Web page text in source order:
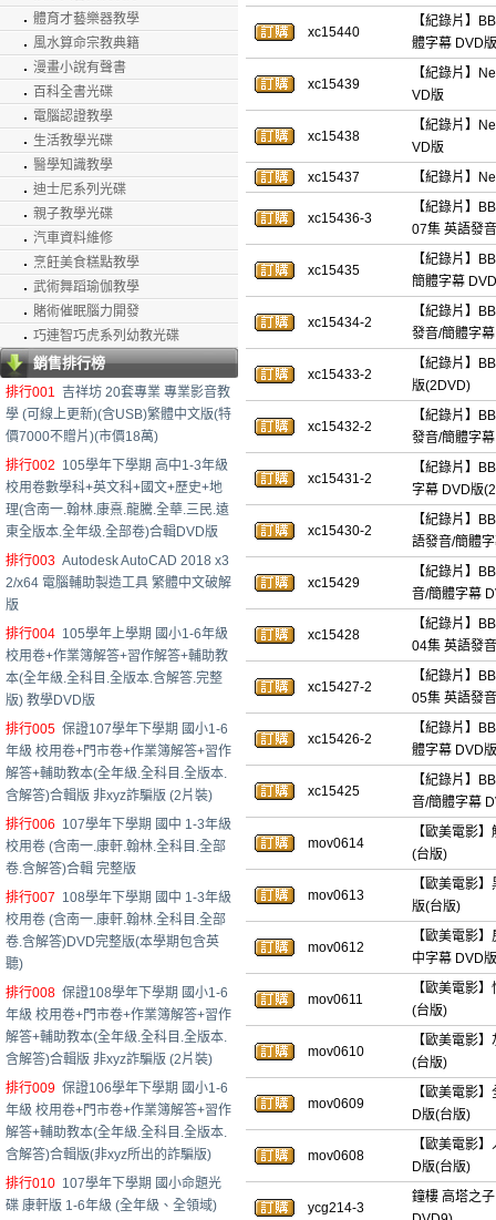
體育才藝樂器教學
風水算命宗教典籍
漫畫小說有聲書
百科全書光碟
電腦認證教學
生活教學光碟
醫學知識教學
迪士尼系列光碟
親子教學光碟
汽車資料維修
烹飪美食糕點教學
武術舞蹈瑜伽教學
賭術催眠腦力開發
巧連智巧虎系列幼教光碟
銷售排行榜
排行001 吉祥坊 20套專業 專業影音教
學 (可線上更新)(含USB)繁體中文版(特
價7000不贈片)(市價18萬)
排行002 105學年下學期 高中1-3年級
校用卷數學科+英文科+國文+歷史+地
理(含南一.翰林.康熹.龍騰.全華.三民.遠
東全版本.全年级.全部卷)合輯DVD版
排行003 Autodesk AutoCAD 2018 x3
2/x64 電腦輔助製造工具 繁體中文破解
版
排行004 105學年上學期 國小1-6年級
校用卷+作業簿解答+習作解答+輔助教
本(全年級.全科目.全版本.含解答.完整
版) 教學DVD版
排行005 保證107學年下學期 國小1-6
年級 校用卷+門市卷+作業簿解答+習作
解答+輔助教本(全年級.全科目.全版本.
含解答)合輯版 非xyz詐騙版 (2片裝)
排行006 107學年下學期 國中 1-3年級
校用卷 (含南一.康軒.翰林.全科目.全部
卷.含解答)合輯 完整版
排行007 108學年下學期 國中 1-3年級
校用卷 (含南一.康軒.翰林.全科目.全部
卷.含解答)DVD完整版(本學期包含英
聽)
排行008 保證108學年下學期 國小1-6
年級 校用卷+門市卷+作業簿解答+習作
解答+輔助教本(全年級.全科目.全版本.
含解答)合輯版 非xyz詐騙版 (2片裝)
排行009 保證106學年下學期 國小1-6
年級 校用卷+門市卷+作業簿解答+習作
解答+輔助教本(全年級.全科目.全版本.
含解答)合輯版(非xyz所出的詐騙版)
排行010 107學年下學期 國小命題光
碟 康軒版 1-6年級 (全年級、全領域)
xc15440
【紀錄片】
體字幕 DVD版
xc15439
【紀錄片】
VD版
xc15438
【紀錄片】
VD版
xc15437
【紀錄片】
xc15436-3
【紀錄片】
07集 英語發
xc15435
【紀錄片】
簡體字幕
xc15434-2
【紀錄片】
發音/簡體字
xc15433-2
【紀錄片】
版(2DVD)
xc15432-2
【紀錄片】
發音/簡體字
xc15431-2
【紀錄片】
字幕 DVD版
xc15430-2
【紀錄片】
語發音/簡體
xc15429
【紀錄片】
音/簡體字幕
xc15428
【紀錄片】
04集 英語發
xc15427-2
【紀錄片】
05集 英語發
xc15426-2
【紀錄片】
體字幕 DVD
xc15425
【紀錄片】
音/簡體字幕
mov0614
【歐美電影
(台版)
mov0613
【歐美電影
版(台版)
mov0612
【歐美電影
中字幕 DVD
mov0611
【歐美電影
(台版)
mov0610
【歐美電影
(台版)
mov0609
【歐美電影
D版(台版)
mov0608
【歐美電影
D版(台版)
ycg214-3
鐘樓 高塔之